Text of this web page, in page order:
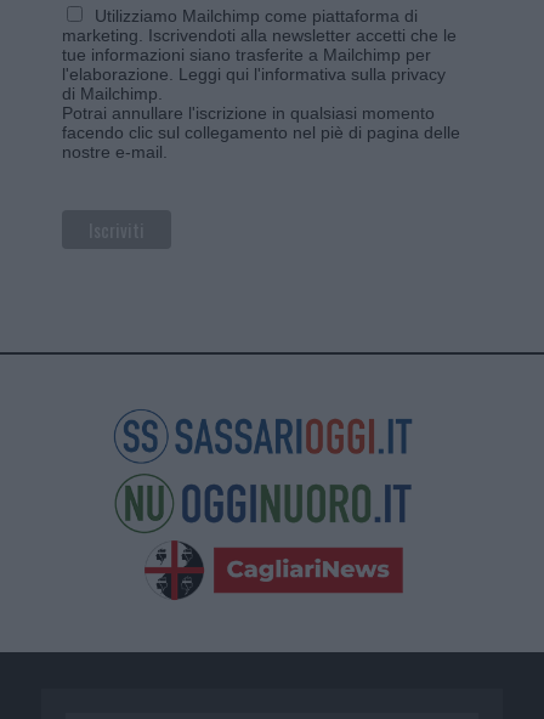
Utilizziamo Mailchimp come piattaforma di
marketing. Iscrivendoti alla newsletter accetti che le
tue informazioni siano trasferite a Mailchimp per
l'elaborazione. Leggi qui l'informativa sulla privacy
di Mailchimp
Potrai annullare l'iscrizione in qualsiasi momento
facendo clic sul collegamento nel piè di pagina delle
nostre e-mail.